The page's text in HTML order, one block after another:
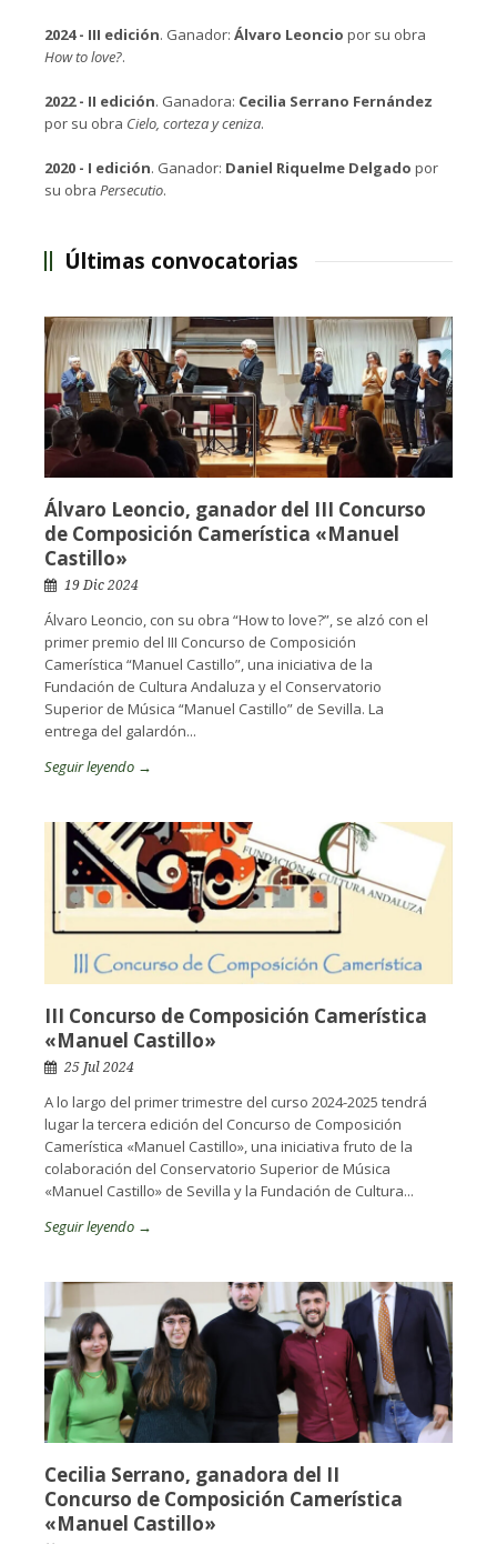
2024 - III edición. Ganador: Álvaro Leoncio por su obra
How to love?.
2022 - II edición. Ganadora: Cecilia Serrano Fernández
por su obra Cielo, corteza y ceniza.
2020 - I edición. Ganador: Daniel Riquelme Delgado por
su obra Persecutio.
Últimas convocatorias
Álvaro Leoncio, ganador del III Concurso
de Composición Camerística «Manuel
Castillo»
19 Dic 2024
Álvaro Leoncio, con su obra “How to love?”, se alzó con el
primer premio del III Concurso de Composición
Camerística “Manuel Castillo”, una iniciativa de la
Fundación de Cultura Andaluza y el Conservatorio
Superior de Música “Manuel Castillo” de Sevilla. La
entrega del galardón...
Seguir leyendo →
III Concurso de Composición Camerística
«Manuel Castillo»
25 Jul 2024
A lo largo del primer trimestre del curso 2024-2025 tendrá
lugar la tercera edición del Concurso de Composición
Camerística «Manuel Castillo», una iniciativa fruto de la
colaboración del Conservatorio Superior de Música
«Manuel Castillo» de Sevilla y la Fundación de Cultura...
Seguir leyendo →
Cecilia Serrano, ganadora del II
Concurso de Composición Camerística
«Manuel Castillo»